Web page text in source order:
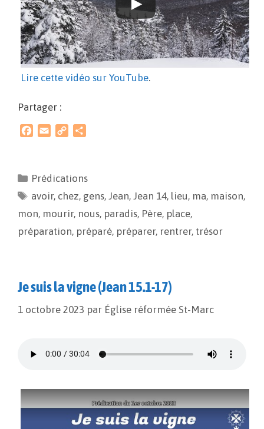
Lire cette vidéo sur YouTube.
Partager :
b
o
l
L
i
n
a
g
Prédications
avoir, chez, gens,Jean,Jean 14, lieu, ma, maison,
mon, mourir, nous, paradis, Père, place,
préparation, préparé, préparer, rentrer, trésor
Je suis la vigne (Jean 15.1-17)
1 octobre 2023 par Église réformée St-Marc